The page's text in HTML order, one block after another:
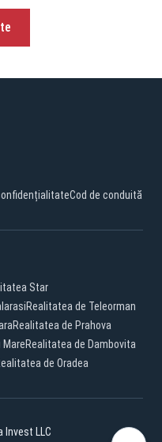
Cod de conduită
Star
Realitatea de Teleorman
Realitatea de Prahova
Realitatea de Dambovita
de Oradea
Invest LLC